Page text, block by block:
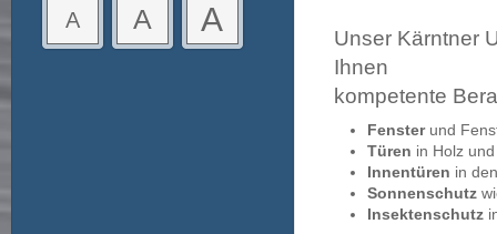
A A A
Unser Kärntner
Ihnen
kompetente
Fensterund
Türen in Holz
Innentüren in
Sonnenschutz
Insektenschutz